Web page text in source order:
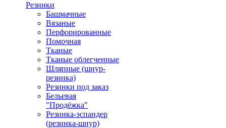
Резинки
Башмачные
Вязаные
Перфорированные
Помочная
Тканые
Тканые облегченные
Шляпные (шнур-
резинка)
Резинки под заказ
Бельевая
"Продёжка"
Резинка-эспандер
(резинка-шнур)